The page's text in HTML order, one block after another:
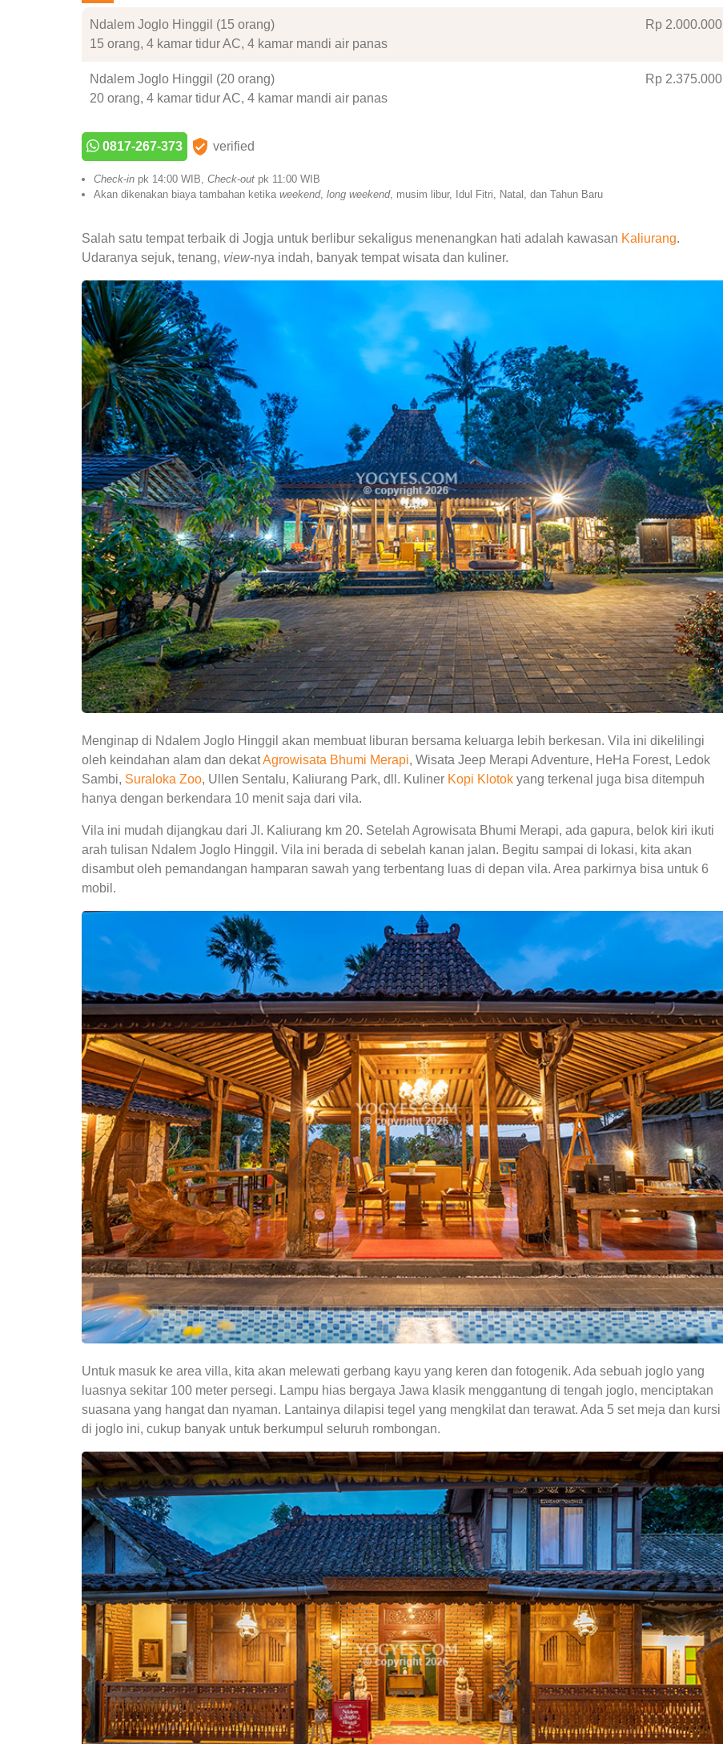
Ndalem Joglo Hinggil (15 orang)
15 orang, 4 kamar tidur AC, 4 kamar mandi air panas
Rp 2.000.000
Ndalem Joglo Hinggil (20 orang)
20 orang, 4 kamar tidur AC, 4 kamar mandi air panas
Rp 2.375.000
0817-267-373 verified
Check-in pk 14:00 WIB, Check-out pk 11:00 WIB
Akan dikenakan biaya tambahan ketika weekend, long weekend, musim libur, Idul Fitri, Natal, dan Tahun Baru
Salah satu tempat terbaik di Jogja untuk berlibur sekaligus menenangkan hati adalah kawasan Kaliurang.
Udaranya sejuk, tenang, view-nya indah, banyak tempat wisata dan kuliner.
Menginap di Ndalem Joglo Hinggil akan membuat liburan bersama keluarga lebih berkesan. Vila ini dikelilingi
oleh keindahan alam dan dekatAgrowisata Bhumi Merapi, Wisata Jeep Merapi Adventure, HeHa Forest, Ledok
Sambi, Suraloka Zoo, Ullen Sentalu, Kaliurang Park, dll. Kuliner Kopi Klotok yang terkenal juga bisa ditempuh
hanya dengan berkendara 10 menit saja dari vila.
Vila ini mudah dijangkau dari Jl. Kaliurang km 20. Setelah Agrowisata Bhumi Merapi, ada gapura, belok kiri ikuti
arah tulisan Ndalem Joglo Hinggil. Vila ini berada di sebelah kanan jalan. Begitu sampai di lokasi, kita akan
disambut oleh pemandangan hamparan sawah yang terbentang luas di depan vila. Area parkirnya bisa untuk 6
mobil.
Untuk masuk ke area villa, kita akan melewati gerbang kayu yang keren dan fotogenik. Ada sebuah joglo yang
luasnya sekitar 100 meter persegi. Lampu hias bergaya Jawa klasik menggantung di tengah joglo, menciptakan
suasana yang hangat dan nyaman. Lantainya dilapisi tegel yang mengkilat dan terawat. Ada 5 set meja dan kursi
di joglo ini, cukup banyak untuk berkumpul seluruh rombongan.